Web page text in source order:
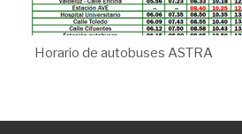
Horario de autobuses ASTRA